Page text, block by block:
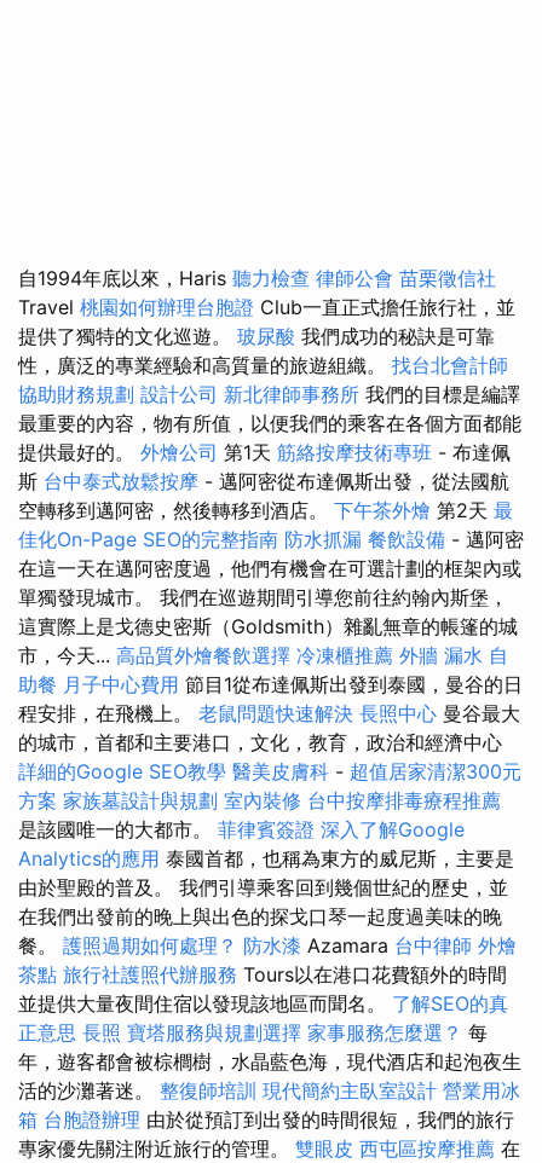
自1994年底以來，Haris 聽力檢查 律師公會 苗栗徵信社
Travel 桃園如何辦理台胞證 Club一直正式擔任旅行社，並
提供了獨特的文化巡遊。 玻尿酸 我們成功的秘訣是可靠
性，廣泛的專業經驗和高質量的旅遊組織。 找台北會計師
協助財務規劃 設計公司 新北律師事務所 我們的目標是編譯
最重要的內容，物有所值，以便我們的乘客在各個方面都能
提供最好的。 外燴公司 第1天 筋絡按摩技術專班 - 布達佩
斯 台中泰式放鬆按摩 - 邁阿密從布達佩斯出發，從法國航
空轉移到邁阿密，然後轉移到酒店。 下午茶外燴 第2天 最
佳化On-Page SEO的完整指南 防水抓漏 餐飲設備 - 邁阿密
在這一天在邁阿密度過，他們有機會在可選計劃的框架內或
單獨發現城市。 我們在巡遊期間引導您前往約翰內斯堡，
這實際上是戈德史密斯（Goldsmith）雜亂無章的帳篷的城
市，今天... 高品質外燴餐飲選擇 冷凍櫃推薦 外牆 漏水 自
助餐 月子中心費用 節目1從布達佩斯出發到泰國，曼谷的日
程安排，在飛機上。 老鼠問題快速解決 長照中心 曼谷最大
的城市，首都和主要港口，文化，教育，政治和經濟中心
詳細的Google SEO教學 醫美皮膚科 - 超值居家清潔300元
方案 家族墓設計與規劃 室內裝修 台中按摩排毒療程推薦
是該國唯一的大都市。 菲律賓簽證 深入了解Google
Analytics的應用 泰國首都，也稱為東方的威尼斯，主要是
由於聖殿的普及。 我們引導乘客回到幾個世紀的歷史，並
在我們出發前的晚上與出色的探戈口琴一起度過美味的晚
餐。 護照過期如何處理？ 防水漆 Azamara 台中律師 外燴
茶點 旅行社護照代辦服務 Tours以在港口花費額外的時間
並提供大量夜間住宿以發現該地區而聞名。 了解SEO的真
正意思 長照 寶塔服務與規劃選擇 家事服務怎麼選？ 每
年，遊客都會被棕櫚樹，水晶藍色海，現代酒店和起泡夜生
活的沙灘著迷。 整復師培訓 現代簡約主臥室設計 營業用冰
箱 台胞證辦理 由於從預訂到出發的時間很短，我們的旅行
專家優先關注附近旅行的管理。 雙眼皮 西屯區按摩推薦 在